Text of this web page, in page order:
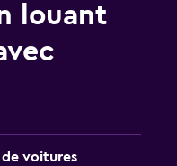
louant
de voitures